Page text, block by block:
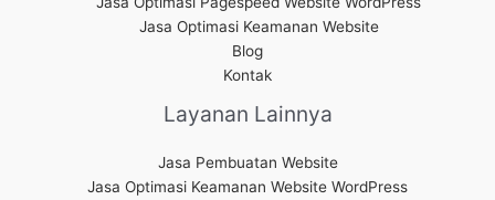
Jasa Optimasi Keamanan Website
Blog
Kontak
Layanan Lainnya
Jasa Pembuatan Website
Jasa Optimasi Keamanan Website WordPress